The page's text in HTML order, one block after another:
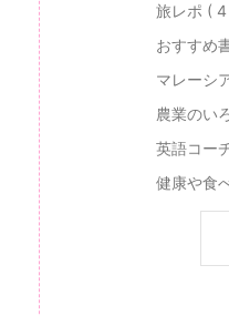
旅レポ ( 4
おすすめ
マレーシ
農業のい
英語コー
健康や食